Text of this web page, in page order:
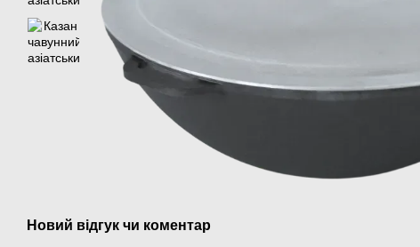
Новий відгук чи коментар